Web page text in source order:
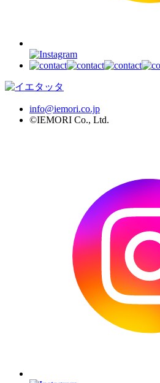
info@iemori.co.jp
©IEMORI Co., Ltd.